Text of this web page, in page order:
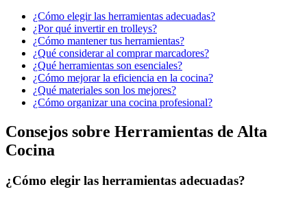
¿Cómo elegir las herramientas adecuadas?
¿Por qué invertir en trolleys?
¿Cómo mantener tus herramientas?
¿Qué considerar al comprar marcadores?
¿Qué herramientas son esenciales?
¿Cómo mejorar la eficiencia en la cocina?
¿Qué materiales son los mejores?
¿Cómo organizar una cocina profesional?
Consejos sobre Herramientas de Alta
Cocina
¿Cómo elegir las herramientas adecuadas?